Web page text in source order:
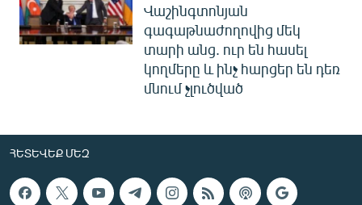
Վաշինգտոնյան
գագաթնաժողովից մեկ
տարի անց. ուր են հասել
կողմերը և ինչ հարցեր են դեռ
մնում չլուծված
ՀԵՏԵՎԵՔ ՄԵԶ